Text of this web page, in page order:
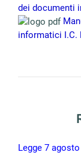
dei documenti
informatici I.C.
Legge 7